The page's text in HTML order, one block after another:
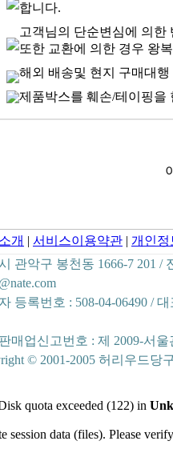
합니다.
고객님의 단순변심에 의한
또한 교환에 의한 경우 왕
해외 배송및 현지 구매대
제품박스를 훼손/테이핑을
개 | 서비스이용약관 | 개인정
관악구 봉천동 1666-7 201 /
등록번호 : 508-04-06490 /
매업신고번호 : 제 2009-서울
© 2001-2005 허리우드당
quota exceeded (122) in
data (files). Please